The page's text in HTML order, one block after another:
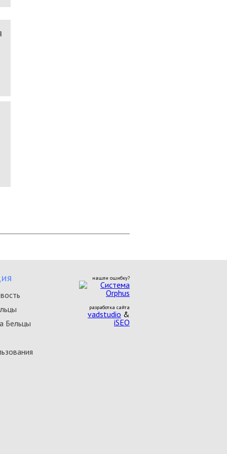
Бельцы
нашли ошибку?
разработка сайта
vadstudio &
iSEO